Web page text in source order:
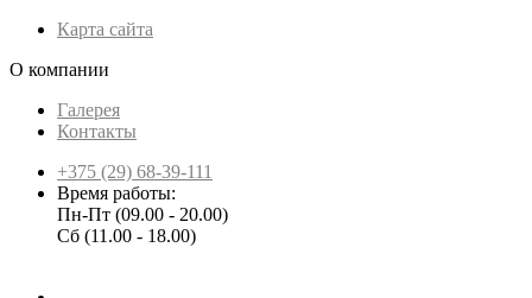
Карта сайта
О компании
Галерея
Контакты
+375 (29) 68-39-111
Время работы:
Пн-Пт (09.00 - 20.00)
Сб (11.00 - 18.00)